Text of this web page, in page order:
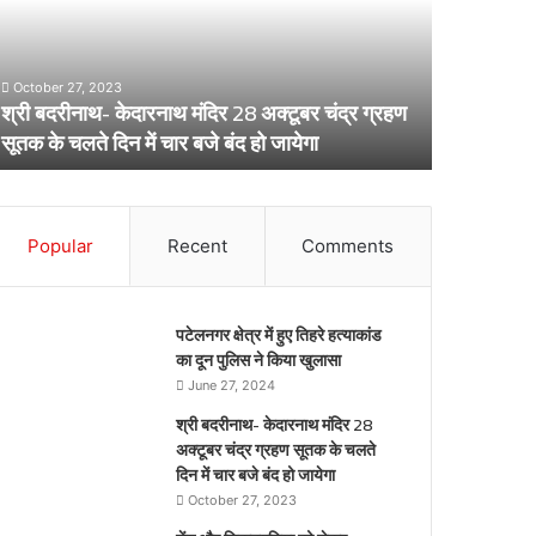
27, 2023
बदरीनाथ- केदारनाथ मंदिर 28 अक्टूबर चंद्र ग्रहण
के चलते दिन में चार बजे बंद हो जायेगा
अर्लट
डेंगू और
Popular Recent Comments
पटेलनगर क्षेत्र में हुए तिहरे हत्याकांड
का दून पुलिस ने किया खुलासा
June 27, 2024
श्री बदरीनाथ- केदारनाथ मंदिर 28
अक्टूबर चंद्र ग्रहण सूतक के चलते
दिन में चार बजे बंद हो जायेगा
October 27, 2023